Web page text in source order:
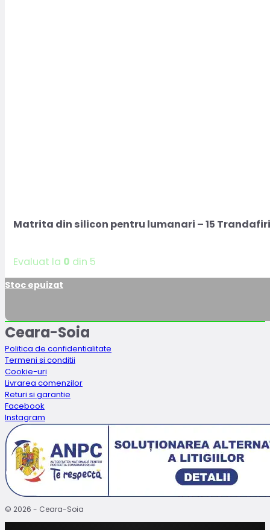
Matrita din silicon pentru lumanari – 15 Trandafiri
Evaluat la 0 din 5
Stoc epuizat
Ceara-Soia
Politica de confidentialitate
Termeni si conditii
Cookie-uri
Livrarea comenzilor
Returi si garantie
Facebook
Instagram
© 2026 - Ceara-Soia